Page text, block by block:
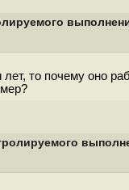
то почему оно